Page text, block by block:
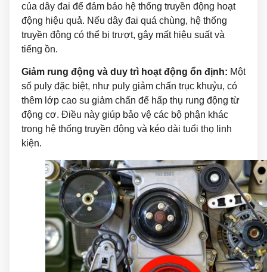
của dây đai để đảm bảo hệ thống truyền động hoạt
động hiệu quả. Nếu dây đai quá chùng, hệ thống
truyền động có thể bị trượt, gây mất hiệu suất và
tiếng ồn.
Giảm rung động và duy trì hoạt động ổn định: Một
số puly đặc biệt, như puly giảm chấn trục khuỷu, có
thêm lớp cao su giảm chấn để hấp thụ rung động từ
động cơ. Điều này giúp bảo vệ các bộ phận khác
trong hệ thống truyền động và kéo dài tuổi thọ linh
kiện.